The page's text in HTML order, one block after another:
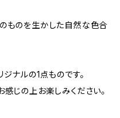
ものを生かした自然な色合
ナルの1点ものです。
じの上お楽しみください。